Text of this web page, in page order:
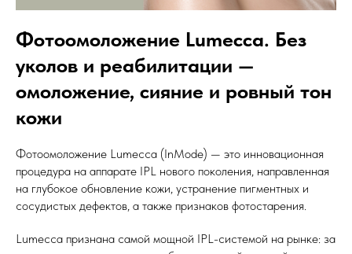
Фотоомоложение Lumecca. Без
уколов и реабилитации —
омоложение, сияние и ровный тон
кожи
Фотоомоложение Lumecca (InMode) — это инновационная
процедура на аппарате IPL нового поколения, направленная
на глубокое обновление кожи, устранение пигментных и
сосудистых дефектов, а также признаков фотостарения.
Lumecca признана самой мощной IPL-системой на рынке: за